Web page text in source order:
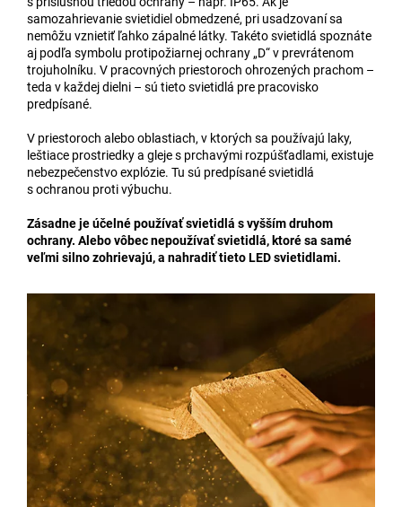
samozahrievanie svietidiel obmedzené, pri usadzovaní sa
nemôžu vznietiť ľahko zápalné látky. Takéto svietidlá spoznáte
aj podľa symbolu protipožiarnej ochrany „D“ v prevrátenom
trojuholníku. V pracovných priestoroch ohrozených prachom –
teda v každej dielni – sú tieto svietidlá pre pracovisko
predpísané.
V priestoroch alebo oblastiach, v ktorých sa používajú laky,
leštiace prostriedky a gleje s prchavými rozpúšťadlami, existuje
nebezpečenstvo explózie. Tu sú predpísané svietidlá
s ochranou proti výbuchu.
Zásadne je účelné používať svietidlá s vyšším druhom
ochrany. Alebo vôbec nepoužívať svietidlá, ktoré sa samé
veľmi silno zohrievajú, a nahradiť tieto LED svietidlami.